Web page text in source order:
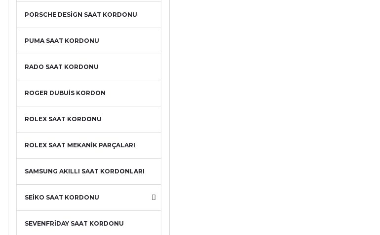
PORSCHE DESİGN SAAT KORDONU
PUMA SAAT KORDONU
RADO SAAT KORDONU
ROGER DUBUİS KORDON
ROLEX SAAT KORDONU
ROLEX SAAT MEKANİK PARÇALARI
SAMSUNG AKILLI SAAT KORDONLARI
SEİKO SAAT KORDONU
SEVENFRİDAY SAAT KORDONU